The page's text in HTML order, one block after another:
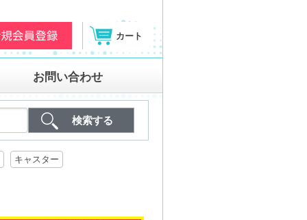
カート
お問い合わせ
キャスター